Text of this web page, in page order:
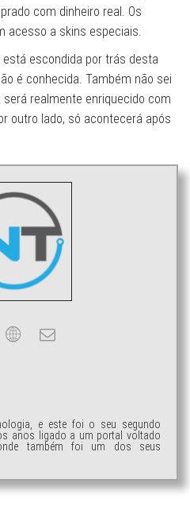
com dinheiro real. Os
acesso a skins especiais.
escondida por trás desta
é conhecida. Também não sei
realmente enriquecido com
outro lado, só acontecerá após
e este foi o seu segundo
anos ligado a um portal voltado
também foi um dos seus